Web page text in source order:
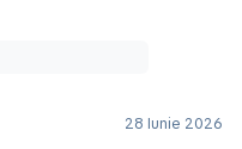
28 Iunie 2026